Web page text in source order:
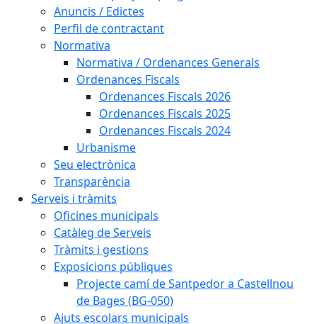
Anuncis / Edictes
Perfil de contractant
Normativa
Normativa / Ordenances Generals
Ordenances Fiscals
Ordenances Fiscals 2026
Ordenances Fiscals 2025
Ordenances Fiscals 2024
Urbanisme
Seu electrònica
Transparència
Serveis i tràmits
Oficines municipals
Catàleg de Serveis
Tràmits i gestions
Exposicions públiques
Projecte camí de Santpedor a Castellnou
de Bages (BG-050)
Ajuts escolars municipals